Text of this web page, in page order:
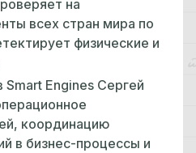
на
всех стран мира по
физические и
Engines Сергей
координацию
в бизнес-процессы и